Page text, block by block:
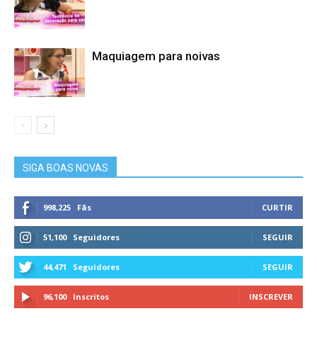
Maquiagem para noivas
SIGA BOAS NOVAS
998,225 Fãs CURTIR
51,100 Seguidores SEGUIR
44,471 Seguidores SEGUIR
96,100 Inscritos INSCREVER